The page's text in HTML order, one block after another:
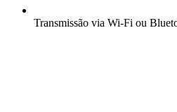
Transmissão via Wi-Fi ou